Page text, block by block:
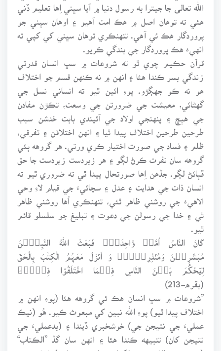
الله تعالى جا جيترا به رسول دنيا ۾ آيا سڀني اِها تعليم ڏني
هئي ته توهان اصل ۾ هڪ امت آهيو ۽ اوهان سڀني جو
پروردگار هڪ ئي آهي. تنهنڪري توهان سڀني کي کپي ته
انهيءَ هڪ پروردگار جي بندگي ڪريو.
قرآن حڪيم چوي ٿو ته شروعات ۾ سڀ انسان قدرتي
زندگي بسر ڪندا هئا ۽ انهن ۾ نه ڪنهن قسم جو اختلاف
هو نه ڪو جهڳڙو. پوءِ ائين ٿيو ته انساني نسل جي
گهڻائي، معيشت جي ضرورتن جي وسعت، تڪڙن مفادن
جي هٻڇ ۽ پنهنجي اولاد جي آئيندي بابت خدشن سبب
طرحين طرحين اختلاف پيدا ٿيا ۽ انهن اختلافن ۽ تفرقي،
ظلم ۽ فساد جي صورت اختيار ڪري ورتي. هر گروهه ٻئي
گروهه سان نفرت ڪرڻ لڳو ۽ هر زبردست زيردست جا حق
ڦٻائڻ لڳو. جڏهن اِها صورتحال پيدا ٿي ته ضروري ٿيو ته
انسان ذات جي هدايت ۽ عدل ۽ سچائيءَ جي قيام لاءِ وحي
الاهيءَ جي روشني ظاهر ٿئي، تنهنڪري اُها روشني ظاهر
ٿي ۽ خدا جي رسولن جي دعوت ۽ تبليغ جو سلسلو قائم
ٿيو.
کَانَ النَّاسُ اُمَّۃً وَّاحِدَۃً۟ فَبَعَثَ اللہُ النَّبِیِۡنَ
مُبَشِّرِیۡنَ وَمُنۡذِرِیۡنَ۪ وَ اَنۡزَلَ مَعَہُمُ الْکِتٰبَ بِالْحَقِّ
لِیَحْكُمَ بَیۡنَ النَّاسِ فِیۡمَا اخْتَلَفُوۡا فِیۡہِؕ
(بقره-213)
”شروعات ۾ سڀ انسان هڪ ئي گروهه هئا (پوءِ انهن ۾
اختلاف پيدا ٿيو) پوءِ الله نبين کي مبعوث ڪيو. هُو (نيڪ
عمليءَ جي نتيجن جي) خوشخبري ڏيندا ۽ (بدعمليءَ جي
نتيجن کان) تنبيهه ڪندا هئا ۽ انهن سان گڏ ”الڪتاب“
(يعني وحي الاهيءَ جي لکيل ڪتاب جي تعليم) نازل ڪيو،